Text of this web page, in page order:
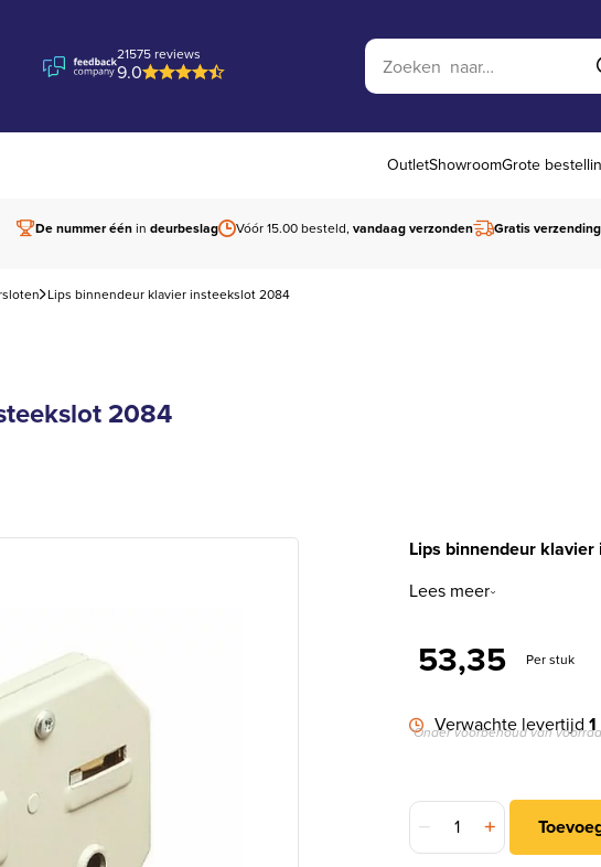
21575 reviews
9.0
Zoek op website
OutletShowroomGrote
De nummer éénin deurbeslag Vóór 15.00 besteld, vandaag verzonden Gratis verzending
Lips binnendeur klavier insteekslot 2084
2084
Lips binnendeur
Lees meer
53,35 Per stuk
Verwachte levertijd1
*Onder voorbehoud van
Lips binnendeur klavier